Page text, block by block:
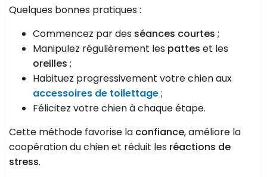
Quelques bonnes pratiques :
Commencez par des séances courtes ;
Manipulez régulièrement les pattes et les
oreilles ;
Habituez progressivement votre chien aux
accessoires de toilettage;
Félicitez votre chien à chaque étape.
Cette méthode favorise la confiance, améliore la
coopération du chien et réduit les réactions de
stress.